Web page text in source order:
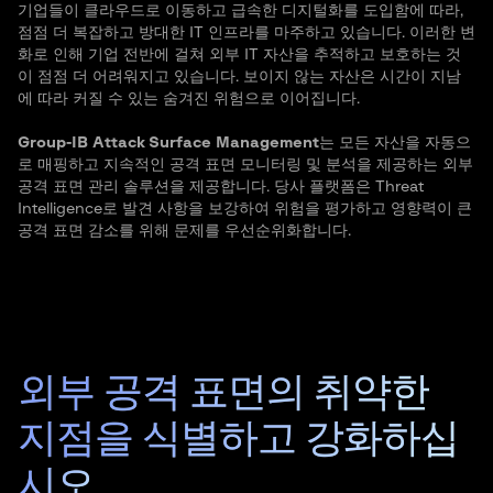
기업들이 클라우드로 이동하고 급속한 디지털화를 도입함에 따라,
점점 더 복잡하고 방대한 IT 인프라를 마주하고 있습니다. 이러한 변
화로 인해 기업 전반에 걸쳐 외부 IT 자산을 추적하고 보호하는 것
이 점점 더 어려워지고 있습니다. 보이지 않는 자산은 시간이 지남
에 따라 커질 수 있는 숨겨진 위험으로 이어집니다.
Group-IB Attack Surface Management는 모든 자산을 자동으
로 매핑하고 지속적인 공격 표면 모니터링 및 분석을 제공하는 외부
공격 표면 관리 솔루션을 제공합니다. 당사 플랫폼은 Threat
Intelligence로 발견 사항을 보강하여 위험을 평가하고 영향력이 큰
공격 표면 감소를 위해 문제를 우선순위화합니다.
외부 공격 표면의 취약한
지점을 식별하고 강화하십